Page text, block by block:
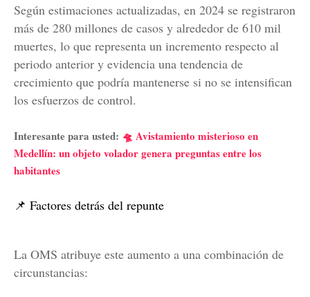
Según estimaciones actualizadas, en 2024 se registraron
más de 280 millones de casos y alrededor de 610 mil
muertes, lo que representa un incremento respecto al
periodo anterior y evidencia una tendencia de
crecimiento que podría mantenerse si no se intensifican
los esfuerzos de control.
Interesante para usted: 🛸 Avistamiento misterioso en
Medellín: un objeto volador genera preguntas entre los
habitantes
📌 Factores detrás del repunte
La OMS atribuye este aumento a una combinación de
circunstancias: